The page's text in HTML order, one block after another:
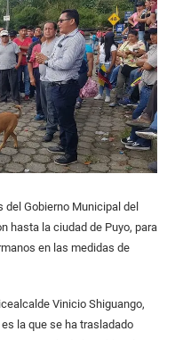
Gobierno Municipal del
hasta la ciudad de Puyo, para
en las medidas de
Vinicio Shiguango,
la que se ha trasladado